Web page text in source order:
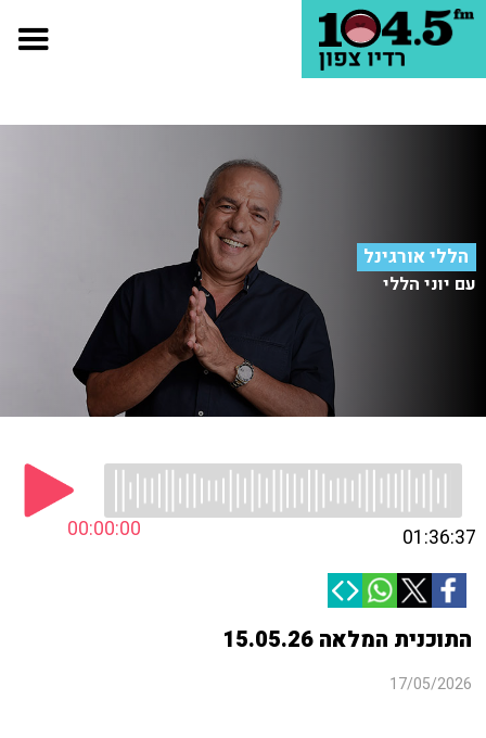
הללי אורגינל
עם יוני הללי
00:00:00 01:36:37
התוכנית המלאה 15.05.26
17/05/2026